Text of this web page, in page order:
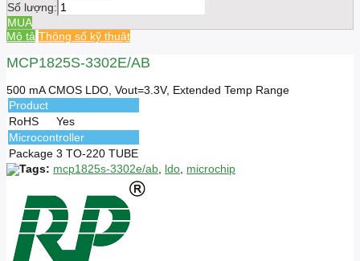
Số lượng:
MUA
Mô tả Thông số kỹ thuật
MCP1825S-3302E/AB
500 mA CMOS LDO, Vout=3.3V, Extended Temp Range
Product
RoHS
Yes
Microcontroller
Package 3 TO-220 TUBE
Tags: mcp1825s-3302e/ab ldo microchip